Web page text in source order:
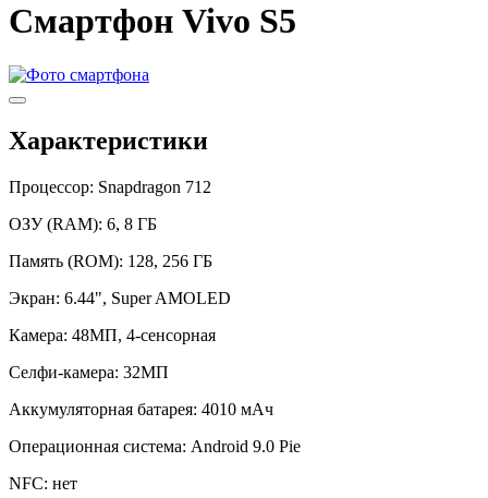
Смартфон Vivo S5
Характеристики
Процессор: Snapdragon 712
ОЗУ (RAM): 6, 8 ГБ
Память (ROM): 128, 256 ГБ
Экран: 6.44", Super AMOLED
Камера: 48МП, 4-сенсорная
Селфи-камера: 32МП
Аккумуляторная батарея: 4010 мАч
Операционная система: Android 9.0 Pie
NFC: нет